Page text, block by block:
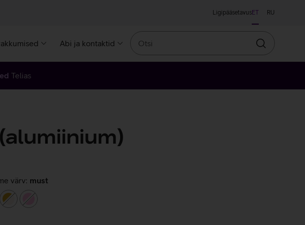
LigipääsetavusET RU
Abi ja kontaktid
Otsin
Telias
värv: must
kuldne/beež
heleroosa